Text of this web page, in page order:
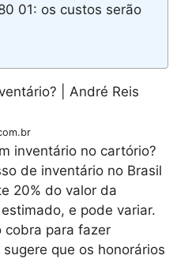
01: os custos serão
inventário no cartório?
de inventário no Brasil
20% do valor da
e pode variar.
cobra para fazer
que os honorários